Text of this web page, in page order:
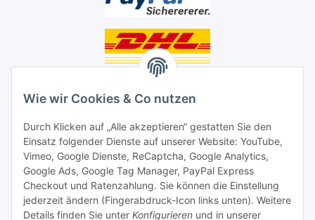
Wie wir Cookies & Co nutzen
Durch Klicken auf „Alle akzeptieren“ gestatten Sie den
Einsatz folgender Dienste auf unserer Website: YouTube,
Vimeo, Google Dienste, ReCaptcha, Google Analytics,
Google Ads, Google Tag Manager, PayPal Express
Checkout und Ratenzahlung. Sie können die Einstellung
jederzeit ändern (Fingerabdruck-Icon links unten). Weitere
Details finden Sie unter Konfigurieren und in unserer
Social Media
Unsere Dienstleistungen
Lampenreparatur
Lichtservice für Senioren